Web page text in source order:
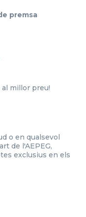
premsa
millor preu!
o en qualsevol
de l'AEPEG,
exclusius en els